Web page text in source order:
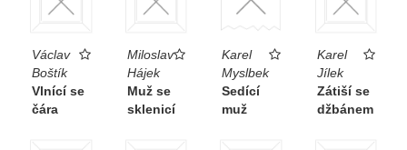
Václav
Boštík
Vlnící se
čára
Miloslav
Hájek
Muž se
sklenicí
Karel
Myslbek
Sedící
muž
Karel
Jílek
Zátiší se
džbánem